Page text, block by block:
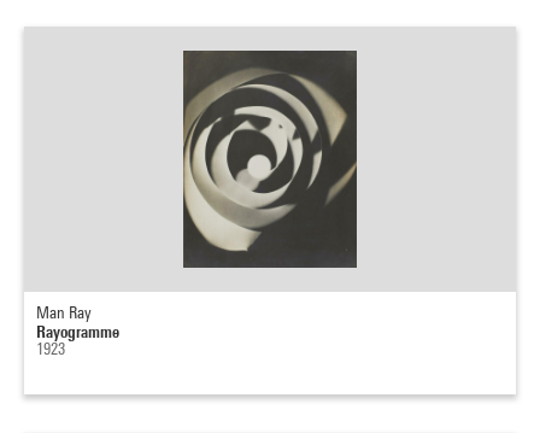
Man Ray
Rayogramme
1923